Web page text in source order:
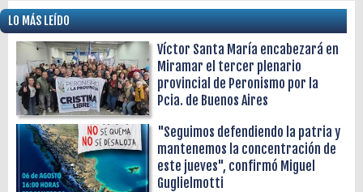
LO MÁS LEÍDO
Víctor Santa María encabezará en
Miramar el tercer plenario
provincial de Peronismo por la
Pcia. de Buenos Aires
"Seguimos defendiendo la patria y
mantenemos la concentración de
este jueves", confirmó Miguel
Guglielmotti